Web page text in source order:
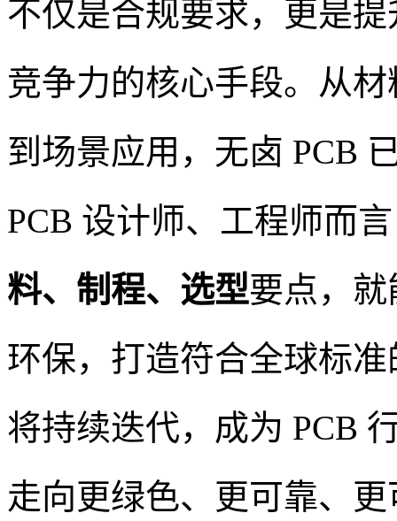
不仅是合规要求，更是
竞争力的核心手段。从
到场景应用，无卤 PCB
PCB 设计师、工程师而
料、制程、选型要点，
环保，打造符合全球标
将持续迭代，成为 PCB
走向更绿色、更可靠、